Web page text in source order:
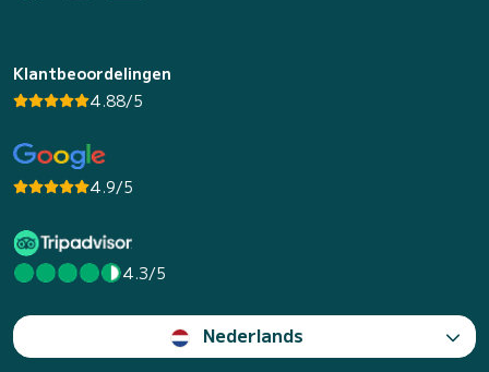
Klantbeoordelingen
4.88/5
4.9/5
4.3/5
Nederlands